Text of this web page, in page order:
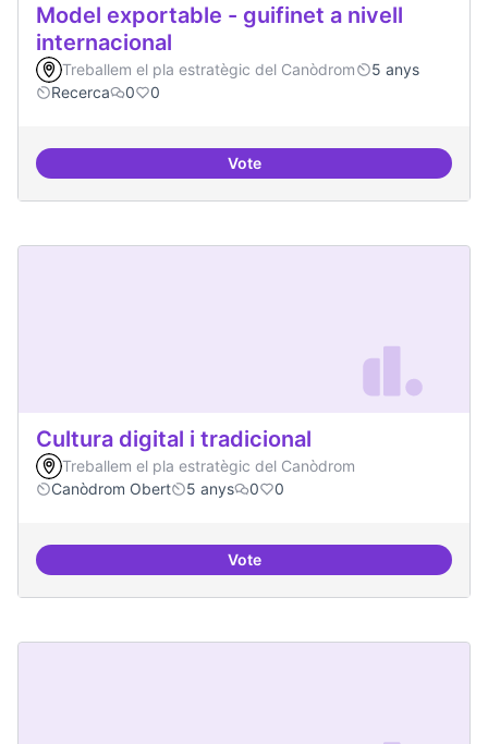
Model exportable - guifinet a nivell
internacional
Treballem el pla estratègic del Canòdrom
5 anys
Recerca
0 0
VoteModel exportable - guifinet a
Cultura digital i tradicional
Treballem el pla estratègic del Canòdrom
Canòdrom Obert
5 anys 0 0
VoteCultura digital i tradicional